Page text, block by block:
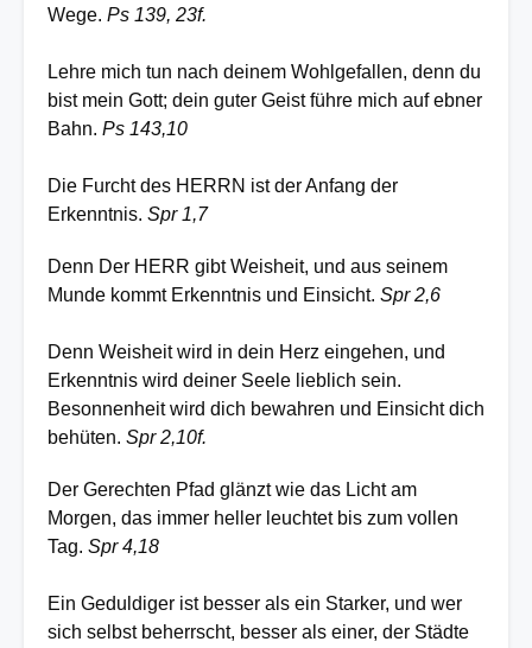
Wege. Ps 139, 23f.
Lehre mich tun nach deinem Wohlgefallen, denn du
bist mein Gott; dein guter Geist führe mich auf ebner
Bahn. Ps 143,10
Die Furcht des HERRN ist der Anfang der
Erkenntnis. Spr 1,7
Denn Der HERR gibt Weisheit, und aus seinem
Munde kommt Erkenntnis und Einsicht. Spr 2,6
Denn Weisheit wird in dein Herz eingehen, und
Erkenntnis wird deiner Seele lieblich sein.
Besonnenheit wird dich bewahren und Einsicht dich
behüten. Spr 2,10f.
Der Gerechten Pfad glänzt wie das Licht am
Morgen, das immer heller leuchtet bis zum vollen
Tag. Spr 4,18
Ein Geduldiger ist besser als ein Starker, und wer
sich selbst beherrscht, besser als einer, der Städte